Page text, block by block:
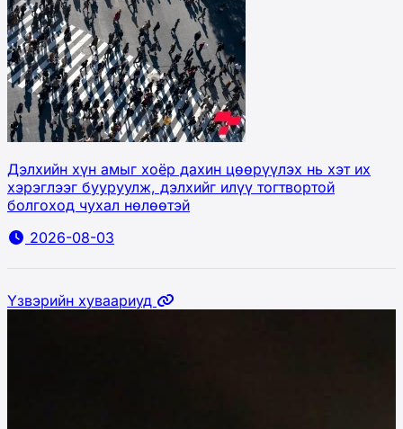
Дэлхийн хүн амыг хоёр дахин цөөрүүлэх нь хэт их
хэрэглээг бууруулж, дэлхийг илүү тогтвортой
болгоход чухал нөлөөтэй
2026-08-03
Үзвэрийн хуваариуд